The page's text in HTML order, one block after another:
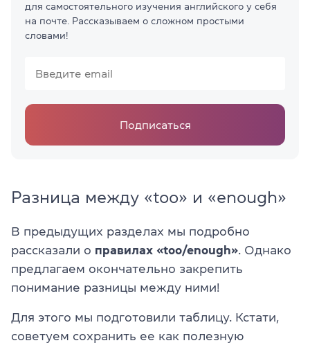
для самостоятельного изучения английского у себя
на почте. Рассказываем о сложном простыми
словами!
Подписаться
Разница между «too» и «enough»
В предыдущих разделах мы подробно
рассказали о правилах «too/enough» . Однако
предлагаем окончательно закрепить
понимание разницы между ними!
Для этого мы подготовили таблицу. Кстати,
советуем сохранить ее как полезную